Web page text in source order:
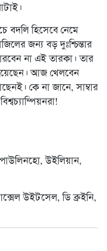
বদলি হিসেবে নেমে
জন্য বড় দুঃশ্চিন্তার
না এই তারকা। তার
হয়েছেন। আজ খেলবেন
কে না জানে, সাম্বার
পাউলিনহো, উইলিয়ান,
উইটসেল, ডি ব্রুইনি,